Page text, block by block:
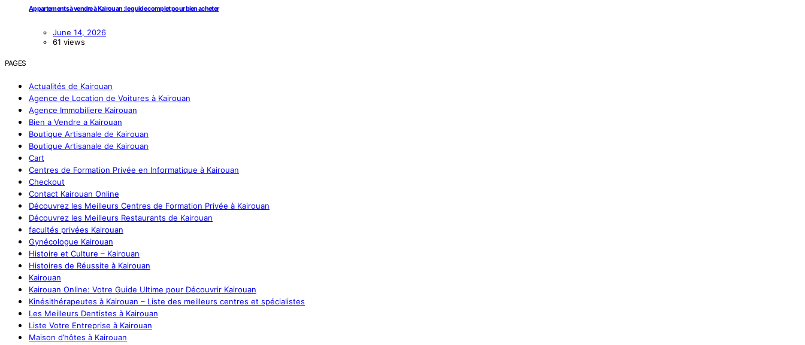
Appartements à vendre à Kairouan : le guide complet pour bien acheter
June 14, 2026
61 views
PAGES
Actualités de Kairouan
Agence de Location de Voitures à Kairouan
Agence Immobiliere Kairouan
Bien a Vendre a Kairouan
Boutique Artisanale de Kairouan
Boutique Artisanale de Kairouan
Cart
Centres de Formation Privée en Informatique à Kairouan
Checkout
Contact Kairouan Online
Découvrez les Meilleurs Centres de Formation Privée à Kairouan
Découvrez les Meilleurs Restaurants de Kairouan
facultés privées Kairouan
Gynécologue Kairouan
Histoire et Culture – Kairouan
Histoires de Réussite à Kairouan
Kairouan
Kairouan Online: Votre Guide Ultime pour Découvrir Kairouan
Kinésithérapeutes à Kairouan – Liste des meilleurs centres et spécialistes
Les Meilleurs Dentistes à Kairouan
Liste Votre Entreprise à Kairouan
Maison d’hôtes à Kairouan